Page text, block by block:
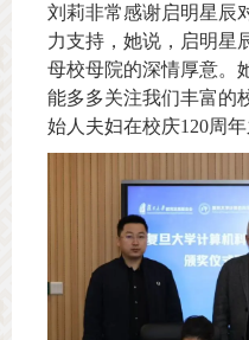
刘莉非常感谢启明星辰
力支持，她说，启明星
母校母院的深情厚意。
能多多关注我们丰富的
始人夫妇在校庆120周年